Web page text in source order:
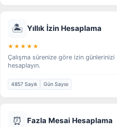
🏝️ Yıllık İzin Hesaplama
★★★★★
Çalışma sürenize göre izin günlerinizi
hesaplayın.
4857 Sayılı Gün Sayısı
⏰ Fazla Mesai Hesaplama